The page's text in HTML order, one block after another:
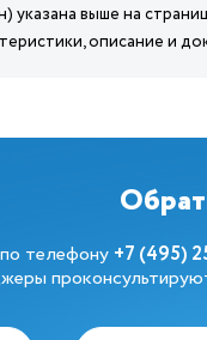
указана выше на
описание и
телефону +7 (495)